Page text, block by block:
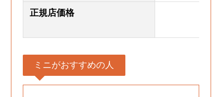
正規店価格
ミニがおすすめの人